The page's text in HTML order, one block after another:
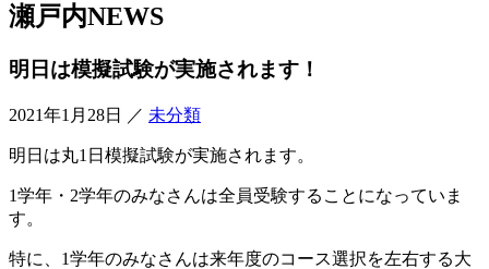
証明書の発行について
瀬戸内NEWS
明日は模擬試験が実施されます！
2021年1月28日 ／ 未分類
明日は丸1日模擬試験が実施されます。
1学年・2学年のみなさんは全員受験することになっていま
す。
特に、1学年のみなさんは来年度のコース選択を左右する大